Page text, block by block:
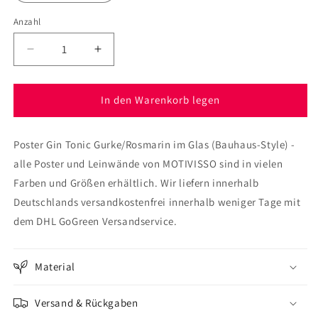
Anzahl
Verringere
die
Menge
Poster
Tonic
Gurke/Rosmarin
Glas
(Bauhaus-
Style)
Erhöhe
die
Menge
für
Poster
Tonic
Gurke/Rosmarin
Glas
(Bauhaus-
Style)
In den Warenkorb legen
Poster Gin Tonic Gurke/Rosmarin im Glas (Bauhaus-Style) -
alle Poster und Leinwände von MOTIVISSO sind in vielen
Farben und Größen erhältlich. Wir liefern innerhalb
Deutschlands versandkostenfrei innerhalb weniger Tage mit
dem DHL GoGreen Versandservice.
Material
Versand & Rückgaben